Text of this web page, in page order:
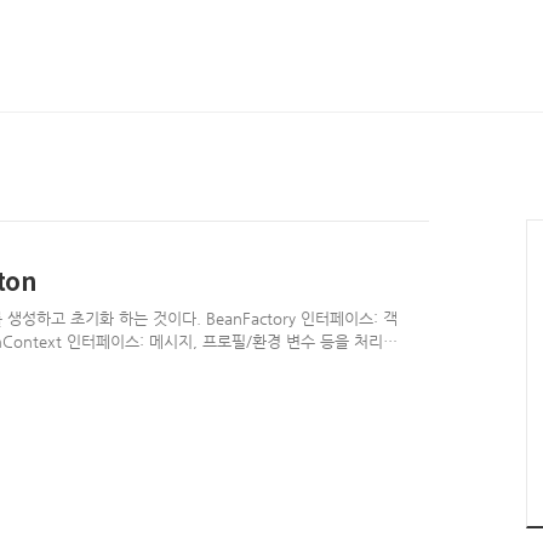
성하고 초기화 하는 것이다. BeanFactory 인터페이스: 객
인터페이스: 메시지, 프로필/환경 변수 등을 처리할
ApplicationContext의 구현체, 자바